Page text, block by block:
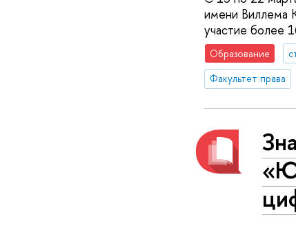
имени Виллема
участие более
Образование
Факультет права